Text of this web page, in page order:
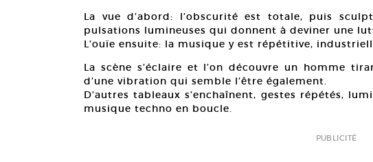
La vue d’abord: l’obscurité est totale, puis
pulsations lumineuses qui donnent à deviner une
L’ouïe ensuite: la musique y est répétitive,
La scène s’éclaire et l’on découvre un homme
d’une vibration qui semble l’être également.
D’autres tableaux s’enchaînent, gestes répétés,
musique techno en boucle.
PUBLICITÉ